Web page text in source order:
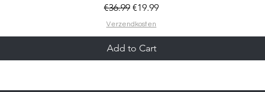
Regular Price
€36.99 Sale Price
€19.99
Verzendkosten
Add to Cart